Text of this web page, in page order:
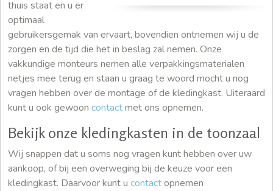
thuis staat en u er
optimaal
gebruikersgemak van ervaart, bovendien ontnemen wij u de
zorgen en de tijd die het in beslag zal nemen. Onze
vakkundige monteurs nemen alle verpakkingsmaterialen
netjes mee terug en staan u graag te woord mocht u nog
vragen hebben over de montage of de kledingkast. Uiteraard
kunt u ook gewoon contactmet ons opnemen.
Bekijk onze kledingkasten in de toonzaal
Wij snappen dat u soms nog vragen kunt hebben over uw
aankoop, of bij een overweging bij de keuze voor een
kledingkast. Daarvoor kunt u contactopnemen